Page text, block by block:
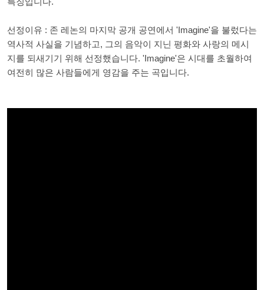
선정이유 : 존 레논의 마지막 공개 공연에서 'Imagine'을 불렀다는
역사적 사실을 기념하고, 그의 음악이 지닌 평화와 사랑의 메시
지를 되새기기 위해 선정했습니다. 'Imagine'은 시대를 초월하여
여전히 많은 사람들에게 영감을 주는 곡입니다.